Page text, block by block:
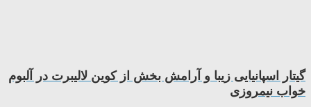
گیتار اسپانیایی زیبا و آرامش بخش از کوین لالیبرت در آلبوم
خواب نیمروزی